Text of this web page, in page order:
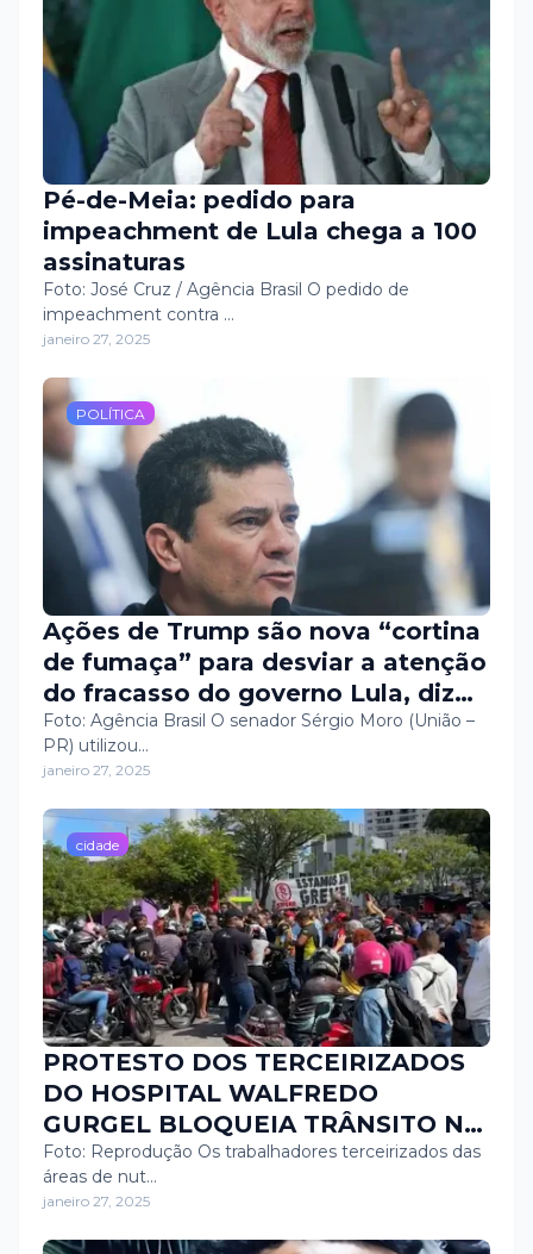
Pé-de-Meia: pedido para
impeachment de Lula chega a 100
assinaturas
Foto: José Cruz / Agência Brasil O pedido de
impeachment contra …
janeiro 27, 2025
POLÍTICA
Ações de Trump são nova “cortina
de fumaça” para desviar a atenção
do fracasso do governo Lula, diz
Moro
Foto: Agência Brasil O senador Sérgio Moro (União –
PR) utilizou…
janeiro 27, 2025
cidade
PROTESTO DOS TERCEIRIZADOS
DO HOSPITAL WALFREDO
GURGEL BLOQUEIA TRÂNSITO NA
AVENIDA SALGADO FILHO
Foto: Reprodução Os trabalhadores terceirizados das
áreas de nut…
janeiro 27, 2025